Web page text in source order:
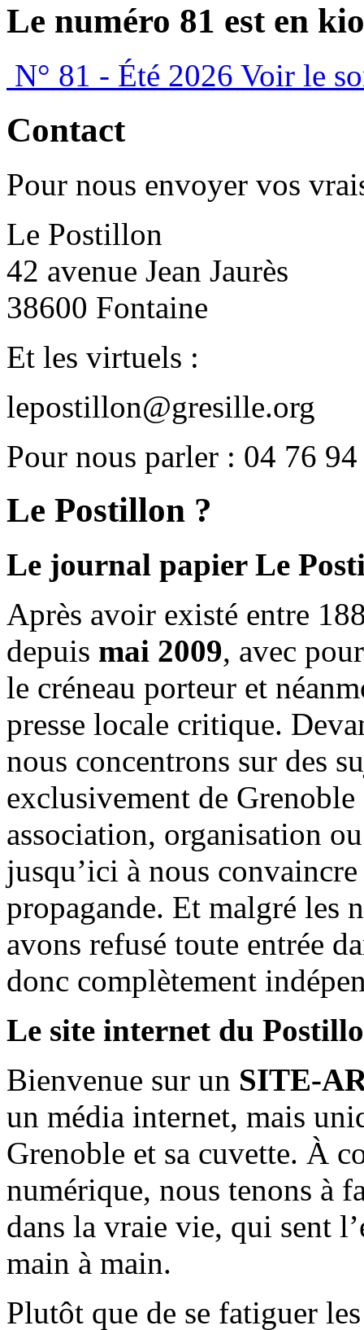
Le numéro 81 est en
N° 81 - Été 2026 Voir le
Contact
Pour nous envoyer vos
Le Postillon
42 avenue Jean Jaurès
38600 Fontaine
Et les virtuels :
lepostillon@gresille.org
Pour nous parler : 04 76
Le Postillon ?
Le journal papier Le
Après avoir existé entre
depuis mai 2009, avec
le créneau porteur et
presse locale critique.
nous concentrons sur des
exclusivement de
association, organisation
jusqu’ici à nous
propagande. Et malgré les
avons refusé toute entrée
donc complètement
Le site internet du
Bienvenue sur un SITE-
un média internet, mais
Grenoble et sa cuvette. À
numérique, nous tenons à
dans la vraie vie, qui sent
main à main.
Plutôt que de se fatiguer